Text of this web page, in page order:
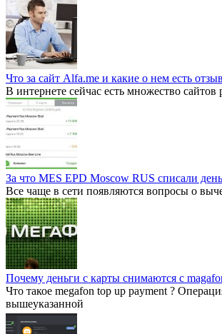
Что за сайт Alfa.me и какие о нем есть
В интернете сейчас есть множество сайтов
За что MES EPD Moscow RUS списали
Все чаще в сети появляются вопросы о
Почему деньги с карты снимаются с
Что такое megafon top up payment ?
вышеуказанной